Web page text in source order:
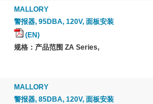
MALLORY
警报器, 95DBA, 120V, 面板安装
(EN)
规格：产品范围 ZA Series,
MALLORY
警报器, 85DBA, 120V, 面板安装